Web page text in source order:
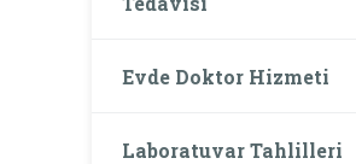
Evde Doktor Hizmeti
Laboratuvar Tahlilleri